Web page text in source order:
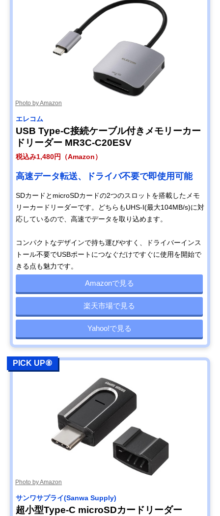
Photo by Amazon
エレコム
USB Type-C接続ケーブル付きメモリーカー
ドリーダー MR3C-C20ESV
税込み1,480円（Amazon）
高速データ転送、ドライバ不要で即使用可能
SDカードとmicroSDカードの2つのスロットを搭載したメモ
リーカードリーダーです。どちらもUHS-I(最大104MB/s)に対
応しているので、高速でデータを取り込めます。
コンパクトなデザインで持ち運びやすく、ドライバーインス
トール不要でUSBポートにつなぐだけですぐに使用を開始で
きる点も魅力です。
Amazonで見る
楽天市場で見る
Yahoo!で見る
PICK UP⑧
Photo by Amazon
サンワサプライ(Sanwa Supply)
超小型Type-C microSDカードリーダー